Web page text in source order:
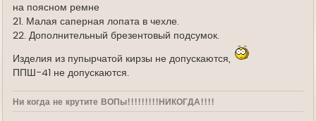
на поясном ремне
21. Малая саперная лопата в чехле.
22. Дополнительный брезентовый подсумок.
Изделия из пупырчатой кирзы не допускаются,
ППШ-41 не допускаются.
Ни когда не крутите ВОПы!!!!!!!!!НИКОГДА!!!!